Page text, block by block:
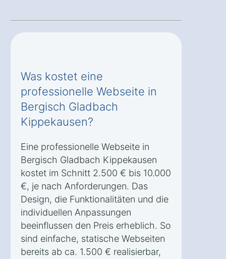
Was kostet eine
professionelle Webseite in
Bergisch Gladbach
Kippekausen?
Eine professionelle Webseite in
Bergisch Gladbach Kippekausen
kostet im Schnitt 2.500 € bis 10.000
€, je nach Anforderungen. Das
Design, die Funktionalitäten und die
individuellen Anpassungen
beeinflussen den Preis erheblich. So
sind einfache, statische Webseiten
bereits ab ca. 1.500 € realisierbar,